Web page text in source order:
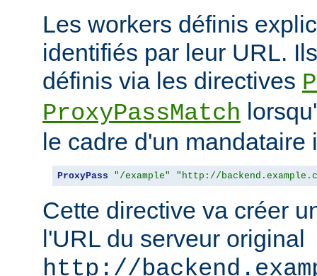
Les workers définis
identifiés par leur URL.
définis via les directives
ProxyPassMatch
le cadre d'un mandataire
ProxyPass "/example" "http://
Cette directive va créer
l'URL du serveur original
http://